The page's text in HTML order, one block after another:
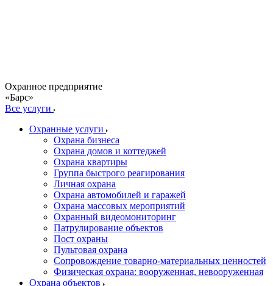
Охранное предприятие
«Барс»
Все услуги
Охранные услуги
Охрана бизнеса
Охрана домов и коттеджей
Охрана квартиры
Группа быстрого реагирования
Личная охрана
Охрана автомобилей и гаражей
Охрана массовых мероприятий
Охранный видеомониторинг
Патрулирование объектов
Пост охраны
Пультовая охрана
Сопровождение товарно-материальных ценностей
Физическая охрана: вооруженная, невооруженная
Охрана объектов